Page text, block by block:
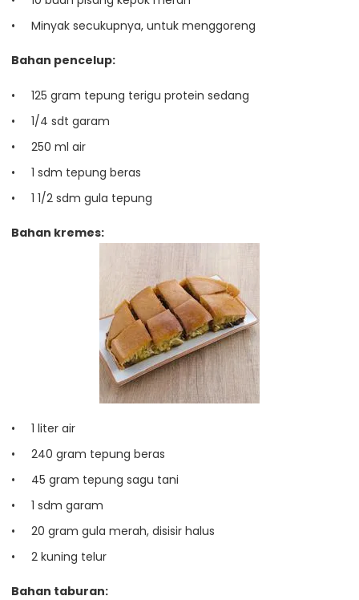
Minyak secukupnya, untuk menggoreng
Bahan pencelup:
125 gram tepung terigu protein sedang
1/4 sdt garam
250 ml air
1 sdm tepung beras
1 1/2 sdm gula tepung
Bahan kremes:
1 liter air
240 gram tepung beras
45 gram tepung sagu tani
1 sdm garam
20 gram gula merah, disisir halus
2 kuning telur
Bahan taburan: